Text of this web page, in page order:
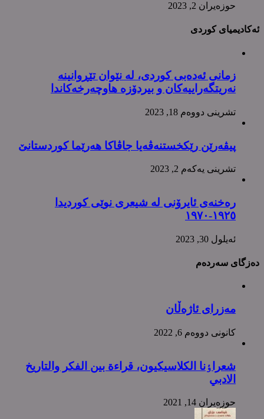
حوزه‌یران 2, 2023
ئەکادیمیای کوردی
زمانی ئەدەبی کوردی، لە نێوان تێڕوانینە
نەریتگەراییەکان و بیردۆزە هاوچەرخەکاندا
تشرینی دووه‌م 18, 2023
پیڤەرێن رێکخستنەڤەیا جاڤاکا هەرێما کوردستانێ
تشرینی یه‌كه‌م 2, 2023
رەخنەی ئایرۆنی لە شیعری نوێی کوردیدا
١٩٢٥-١٩٧٠
ئه‌یلول 30, 2023
دەزگای سەردەم
مەزرای ئاژەڵان
كانونی دووه‌م 6, 2022
شعراٶنا الکلاسیکیون، قراءة بین الفکر والتاریخ
الادبي
حوزه‌یران 14, 2021